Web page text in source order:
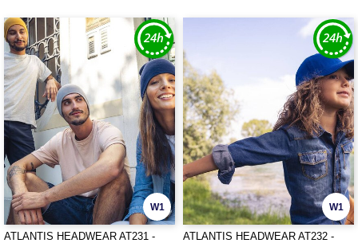
W1
ATLANTIS HEADWEAR AT231 -
W1
ATLANTIS HEADWEAR AT232 -